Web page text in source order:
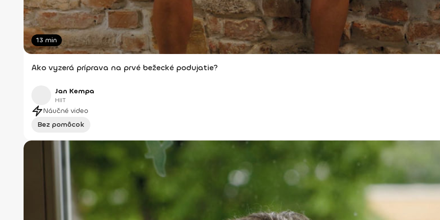
13 min
Ako vyzerá príprava na prvé bežecké podujatie?
Jan Kempa
HIIT
Náučné video
Bez pomôcok